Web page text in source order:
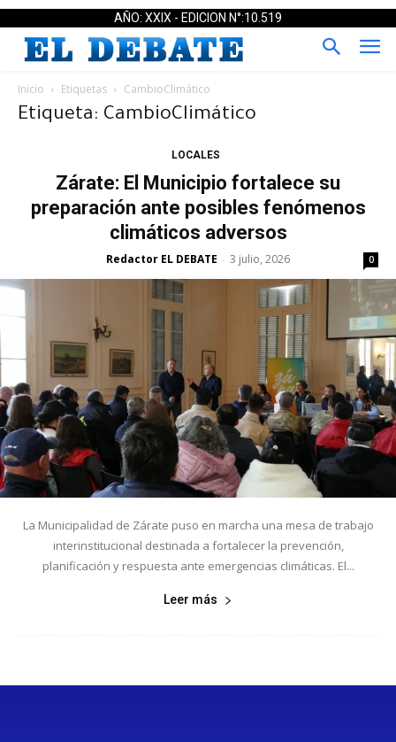
AÑO: XXIX - EDICION N°:10.519
Inicio Etiquetas CambioClimático
Etiqueta: CambioClimático
LOCALES
Zárate: El Municipio fortalece su
preparación ante posibles fenómenos
climáticos adversos
Redactor EL DEBATE - 3 julio, 2026 0
La Municipalidad de Zárate puso en marcha una mesa de trabajo
interinstitucional destinada a fortalecer la prevención,
planificación y respuesta ante emergencias climáticas. El...
Leer más